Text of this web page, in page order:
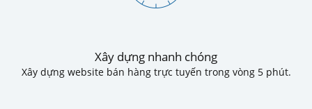
Xây dựng nhanh chóng
Xây dựng website bán hàng trực tuyến trong vòng 5 phút.